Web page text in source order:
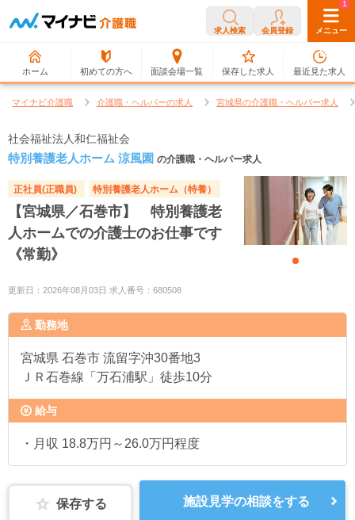
求人検索 会員登録 メニュー
ホーム 初めての方へ 面談会場一覧
0
保存した求人
1
最近見た求人
マイナビ介護職 介護職・ヘルパーの求人 宮城県の介護職・ヘルパー求人
社会福祉法人和仁福祉会
特別養護老人ホーム 涼風園 の介護職・ヘルパー求人
正社員(正職員) 特別養護老人ホーム（特養）
【宮城県／石巻市】 特別養護老
人ホームでの介護士のお仕事です
《常勤》
更新日：2026年08月03日 求人番号：680508
勤務地
宮城県 石巻市 流留字沖30番地3
ＪＲ石巻線「万石浦駅」徒歩10分
給与
・月収 18.8万円～26.0万円程度
保存する 施設見学の相談をする